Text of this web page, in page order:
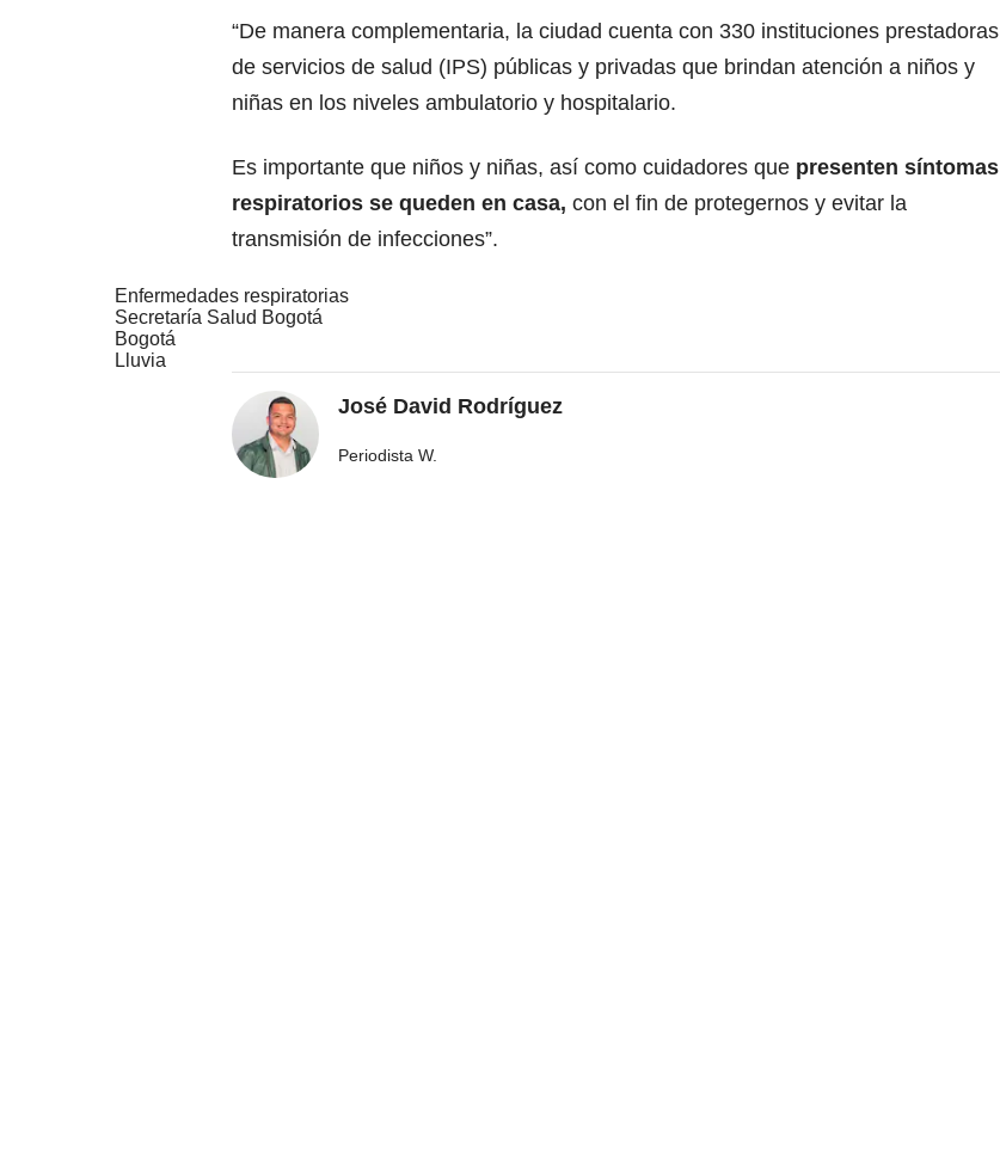
“De manera complementaria, la ciudad cuenta con 330 instituciones prestadoras
de servicios de salud (IPS) públicas y privadas que brindan atención a niños y
niñas en los niveles ambulatorio y hospitalario.
Es importante que niños y niñas, así como cuidadores que presenten síntomas
respiratorios se queden en casa, con el fin de protegernos y evitar la
transmisión de infecciones”.
Enfermedades respiratorias
Secretaría Salud Bogotá
Bogotá
Lluvia
José David Rodríguez
Periodista W.